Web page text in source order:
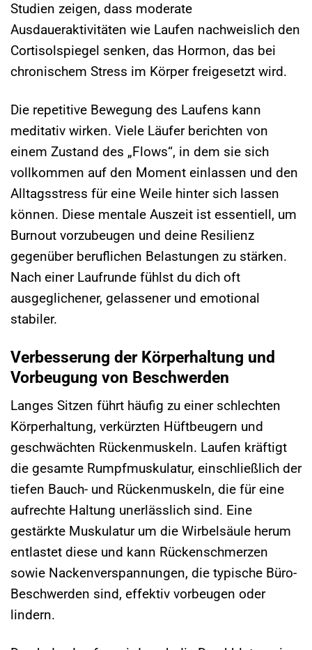
Studien zeigen, dass moderate
Ausdaueraktivitäten wie Laufen nachweislich den
Cortisolspiegel senken, das Hormon, das bei
chronischem Stress im Körper freigesetzt wird.
Die repetitive Bewegung des Laufens kann
meditativ wirken. Viele Läufer berichten von
einem Zustand des „Flows“, in dem sie sich
vollkommen auf den Moment einlassen und den
Alltagsstress für eine Weile hinter sich lassen
können. Diese mentale Auszeit ist essentiell, um
Burnout vorzubeugen und deine Resilienz
gegenüber beruflichen Belastungen zu stärken.
Nach einer Laufrunde fühlst du dich oft
ausgeglichener, gelassener und emotional
stabiler.
Verbesserung der Körperhaltung und
Vorbeugung von Beschwerden
Langes Sitzen führt häufig zu einer schlechten
Körperhaltung, verkürzten Hüftbeugern und
geschwächten Rückenmuskeln. Laufen kräftigt
die gesamte Rumpfmuskulatur, einschließlich der
tiefen Bauch- und Rückenmuskeln, die für eine
aufrechte Haltung unerlässlich sind. Eine
gestärkte Muskulatur um die Wirbelsäule herum
entlastet diese und kann Rückenschmerzen
sowie Nackenverspannungen, die typische Büro-
Beschwerden sind, effektiv vorbeugen oder
lindern.